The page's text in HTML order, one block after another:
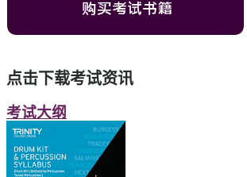
点击下载考试资讯
考试大纲